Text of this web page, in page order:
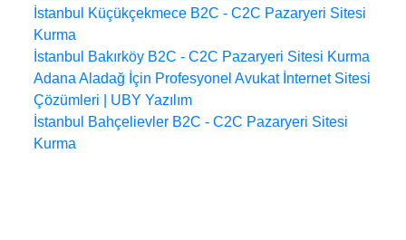
İstanbul Küçükçekmece B2C - C2C Pazaryeri Sitesi
Kurma
İstanbul Bakırköy B2C - C2C Pazaryeri Sitesi Kurma
Adana Aladağ İçin Profesyonel Avukat İnternet Sitesi
Çözümleri | UBY Yazılım
İstanbul Bahçelievler B2C - C2C Pazaryeri Sitesi
Kurma